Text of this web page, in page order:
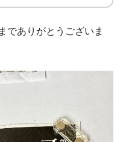
でありがとうございま